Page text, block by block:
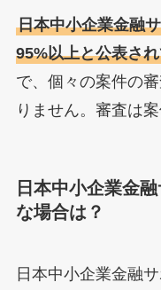
日本中小企業金融
95%以上と公表さ
で、個々の案件の
りません。審査は
日本中小企業金
な場合は？
日本中小企業金融